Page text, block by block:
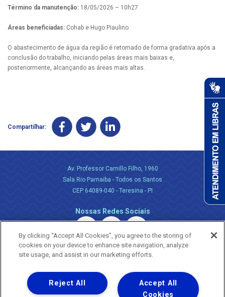
Término da manutenção: 18/05/2026 – 10h27
Áreas beneficiadas: Cohab e Hugo Piaulino
O abastecimento de água da região é retomado de forma gradativa após a
conclusão do trabalho, iniciando pelas áreas mais baixas e,
posteriormente, alcançando as áreas mais altas.
Compartilhar:
Av. Professor Camillo Filho, 1960
Sala Rio Parnaiba - Todos os Santos
CEP 64089-040 - Teresina - PI
Nossas Redes Sociais
Uma empresa
Copyright ® 2026 - Todos os Direitos Reservados.
By clicking “Accept All Cookies”, you agree to the storing of
cookies on your device to enhance site navigation, analyze
site usage, and assist in our marketing efforts.
Accept All
Cookies
Reject All